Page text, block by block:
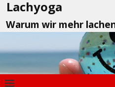
Lachyoga
Warum wir mehr